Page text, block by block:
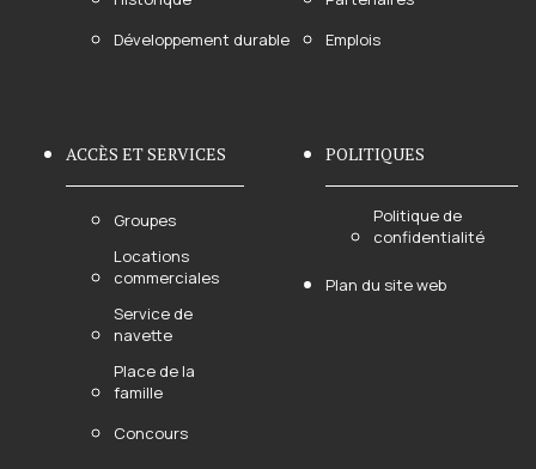
Développement durable
Emplois
ACCÈS ET SERVICES
Groupes
Locations
commerciales
Service de
navette
Place de la
famille
Concours
POLITIQUES
Politique de
confidentialité
Plan du site web